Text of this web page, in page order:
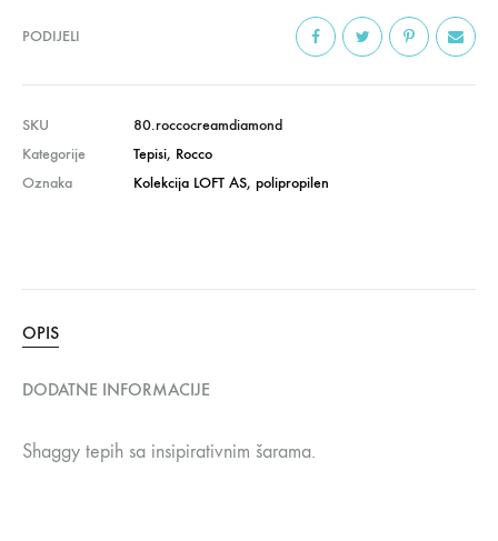
PODIJELI
SKU
80.roccocreamdiamond
Kategorije
Tepisi, Rocco
Oznaka
Kolekcija LOFT AS, polipropilen
OPIS
DODATNE INFORMACIJE
Shaggy tepih sa insipirativnim šarama.